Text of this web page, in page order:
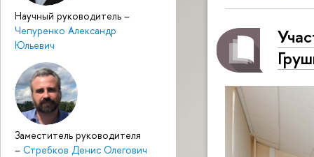
Научный руководитель –
Чепуренко Александр
Юльевич
Заместитель руководителя
– Стребков Денис Олегович